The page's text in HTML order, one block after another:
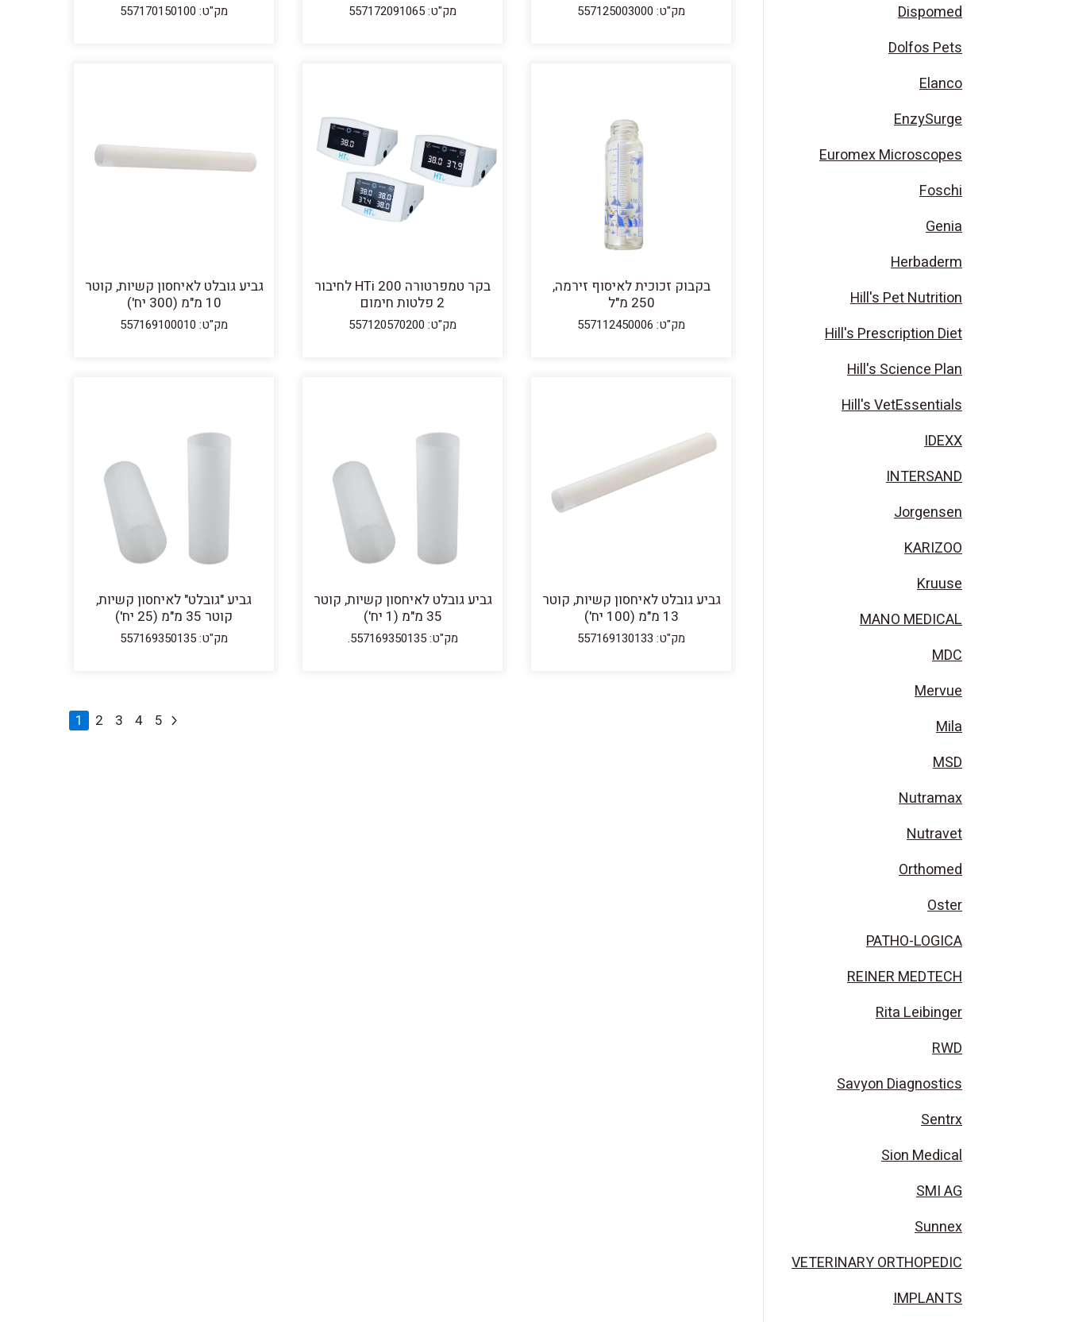
Dispomed
Dolfos Pets
Elanco
EnzySurge
Euromex Microscopes
Foschi
Genia
Herbaderm
Hill's Pet Nutrition
Hill's Prescription Diet
Hill's Science Plan
Hill's VetEssentials
IDEXX
INTERSAND
Jorgensen
KARIZOO
Kruuse
MANO MEDICAL
MDC
Mervue
Mila
MSD
Nutramax
Nutravet
Orthomed
Oster
PATHO-LOGICA
REINER MEDTECH
Rita Leibinger
RWD
Savyon Diagnostics
Sentrx
Sion Medical
SMI AG
Sunnex
VETERINARY ORTHOPEDIC
IMPLANTS
מק"ט: 557125003000 מק"ט: 557172091065 מק"ט: 557170150100
בקבוק זכוכית לאיסוף זירמה,
250 מ"ל
מק"ט: 557112450006
בקר טמפרטורה HTi 200 לחיבור
2 פלטות חימום
מק"ט: 557120570200
גביע גובלט לאיחסון קשיות, קוטר
10 מ"מ (300 יח')
מק"ט: 557169100010
גביע גובלט לאיחסון קשיות, קוטר
13 מ"מ (100 יח')
מק"ט: 557169130133
גביע גובלט לאיחסון קשיות, קוטר
35 מ"מ (1 יח')
מק"ט: 557169350135.
גביע "גובלט" לאיחסון קשיות,
קוטר 35 מ"מ (25 יח')
מק"ט: 557169350135
1 2 3 4 5